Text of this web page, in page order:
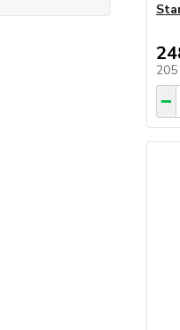
205